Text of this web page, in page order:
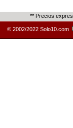
** Precios
© 2002/2022 Solo10.com